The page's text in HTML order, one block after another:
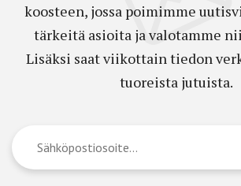
koosteen, jossa poimimme
tärkeitä asioita ja valotamme
Lisäksi saat viikottain tiedon
tuoreista jutuista.